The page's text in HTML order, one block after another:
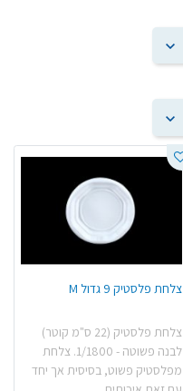
צלחת פלסטיק 9 גדול M
צלחת פלסטיק (22 ס"מ קוטר)
לבנה פשוטה - 1/1800. צלחת
מפלסטיק פשוט, בסיסית אך יחד